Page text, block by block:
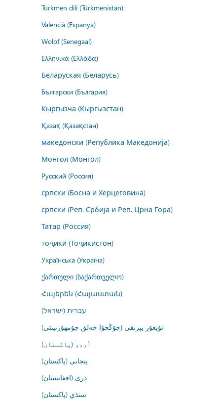
Türkmen dili (Türkmenistan)
Valencià (Espanya)
Wolof (Senegaal)
Ελληνικά (Ελλάδα)
Беларуская (Беларусь)
Български (България)
Кыргызча (Кыргызстан)
Қазақ (Қазақстан)
македонски (Република Македонија)
Монгол (Монгол)
Русский (Россия)
српски (Босна и Херцеговина)
српски (Реп. Србија и Реп. Црна Гора)
Татар (Россия)
тоҷикӣ (Тоҷикистон)
Українська (Україна)
ქართული (საქართველო)
Հայերեն (Հայաստան)
עברית (ישראל)
ئۇيغۇر يېزىقى (جۇڭخۇا خەلق جۇمھۇرىيىتى)
اُردو (پاکستان)
پنجابی (پاکستان)
درى (افغانستان)
سنڌي (پاکستان)